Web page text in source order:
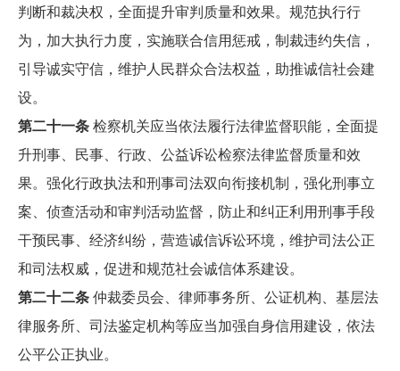
判断和裁决权，全面提升审判质量和效果。规范执行行
为，加大执行力度，实施联合信用惩戒，制裁违约失信，
引导诚实守信，维护人民群众合法权益，助推诚信社会建
设。
第二十一条 检察机关应当依法履行法律监督职能，全面提
升刑事、民事、行政、公益诉讼检察法律监督质量和效
果。强化行政执法和刑事司法双向衔接机制，强化刑事立
案、侦查活动和审判活动监督，防止和纠正利用刑事手段
干预民事、经济纠纷，营造诚信诉讼环境，维护司法公正
和司法权威，促进和规范社会诚信体系建设。
第二十二条 仲裁委员会、律师事务所、公证机构、基层法
律服务所、司法鉴定机构等应当加强自身信用建设，依法
公平公正执业。